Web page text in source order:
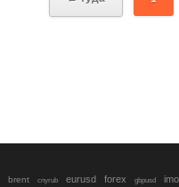
brent cnyrub eurusd forex gbpusd